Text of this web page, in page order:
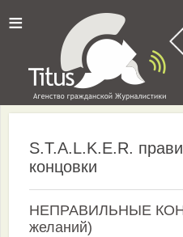
≡
S.T.A.L.K.E.R.
концовки
НЕПРАВИЛЬНЫЕ
желаний)